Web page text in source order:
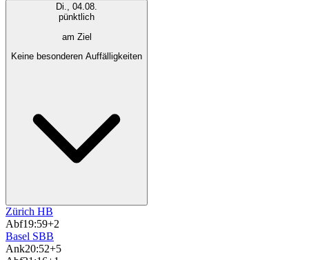
Di., 04.08.
pünktlich
am Ziel
Keine besonderen Auffälligkeiten
Zürich HB
Abf19:59+2
Basel SBB
Ank20:52+5